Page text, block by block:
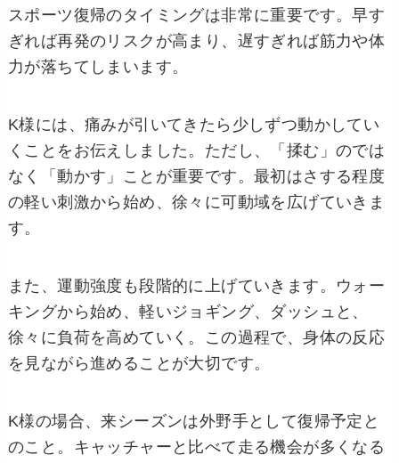
スポーツ復帰のタイミングは非常に重要です。早す
ぎれば再発のリスクが高まり、遅すぎれば筋力や体
力が落ちてしまいます。
K様には、痛みが引いてきたら少しずつ動かしてい
くことをお伝えしました。ただし、「揉む」のでは
なく「動かす」ことが重要です。最初はさする程度
の軽い刺激から始め、徐々に可動域を広げていきま
す。
また、運動強度も段階的に上げていきます。ウォー
キングから始め、軽いジョギング、ダッシュと、
徐々に負荷を高めていく。この過程で、身体の反応
を見ながら進めることが大切です。
K様の場合、来シーズンは外野手として復帰予定と
のこと。キャッチャーと比べて走る機会が多くなる